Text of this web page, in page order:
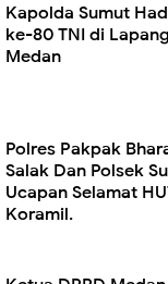
Kapolda Sumut
ke-80 TNI di
Medan
Polres Pakpak
Salak Dan Polsek
Ucapan Selamat
Koramil.